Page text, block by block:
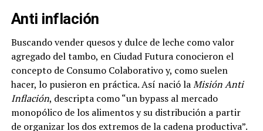
Anti inflación
Buscando vender quesos y dulce de leche como valor
agregado del tambo, en Ciudad Futura conocieron el
concepto de Consumo Colaborativo y, como suelen
hacer, lo pusieron en práctica. Así nació laMisión Anti
Inflación, descripta como “un bypass al mercado
monopólico de los alimentos y su distribución a partir
de organizar los dos extremos de la cadena productiva”.